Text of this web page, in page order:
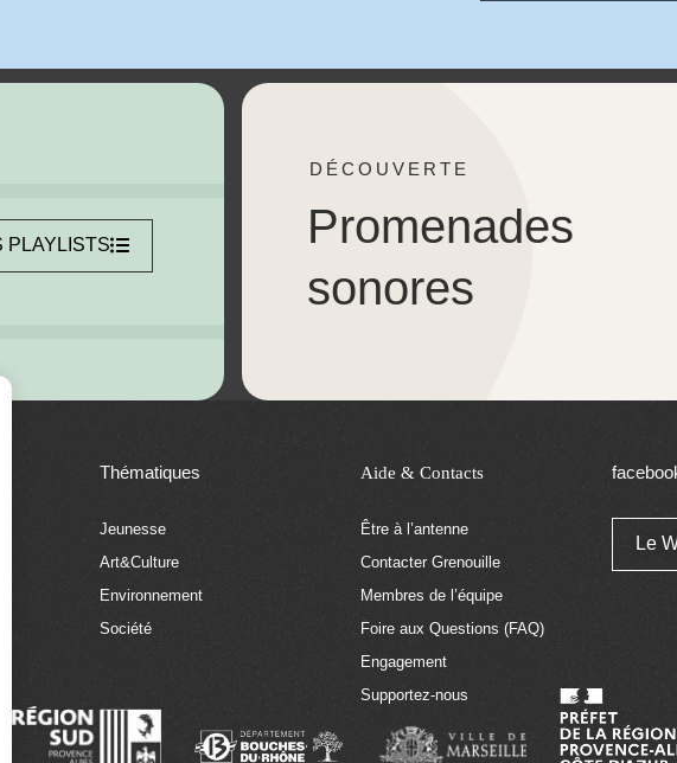
PLAYLISTS
DÉCOUVERTE
Promenades
sonores
Thématiques
Jeunesse
Art&Culture
Environnement
Société
Aide & Contacts
Être à l’antenne
Contacter Grenouille
Membres de l’équipe
Foire aux Questions (FAQ)
Engagement
Supportez-nous
Le